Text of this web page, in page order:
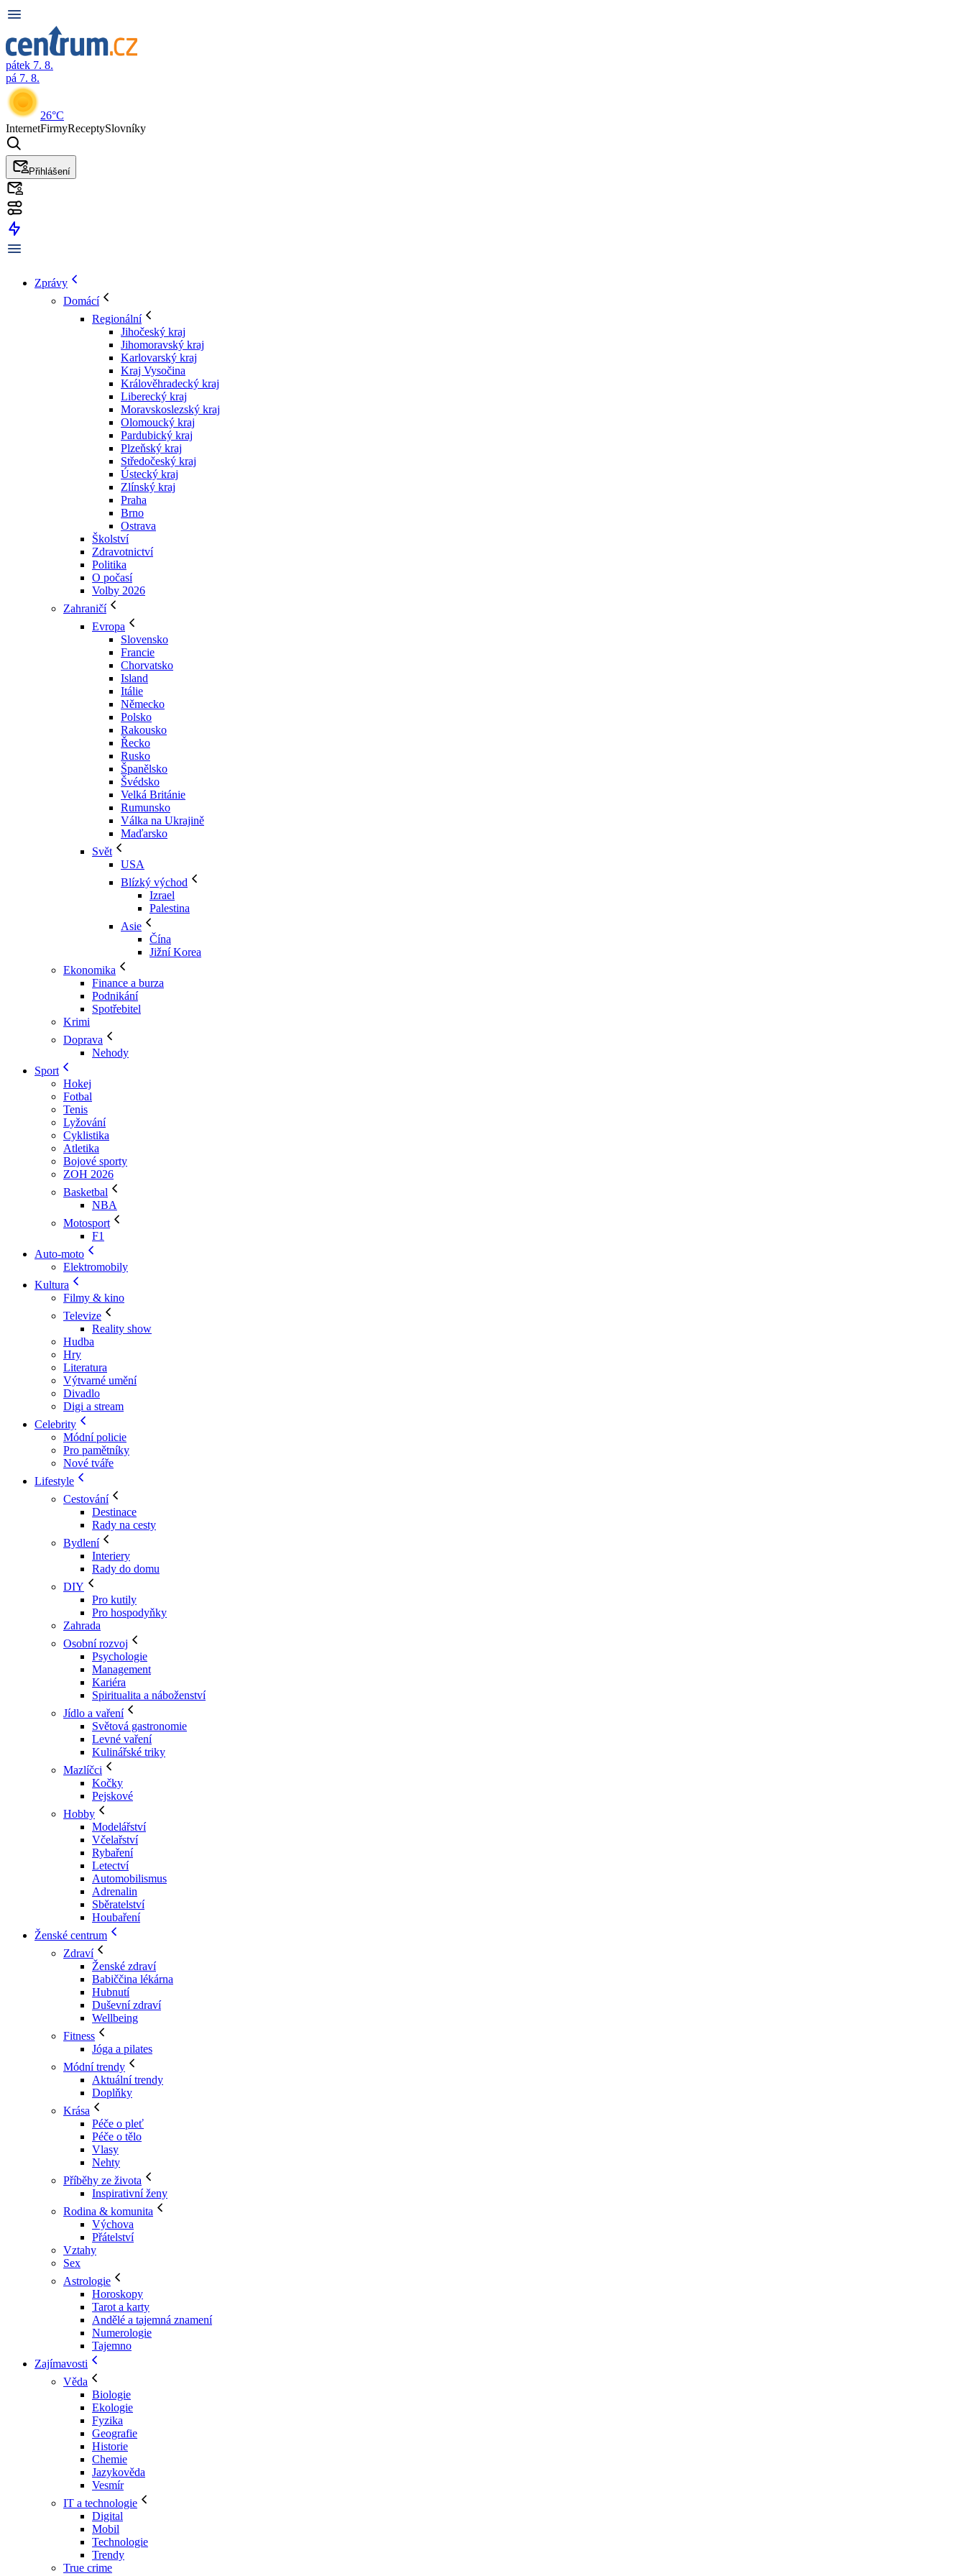
pátek 7. 8.
pá 7. 8.
26°C
InternetFirmyReceptySlovníky
Přihlášení
Zprávy
Domácí
Regionální
Jihočeský kraj
Jihomoravský kraj
Karlovarský kraj
Kraj Vysočina
Králověhradecký kraj
Liberecký kraj
Moravskoslezský kraj
Olomoucký kraj
Pardubický kraj
Plzeňský kraj
Středočeský kraj
Ústecký kraj
Zlínský kraj
Praha
Brno
Ostrava
Školství
Zdravotnictví
Politika
O počasí
Volby 2026
Zahraničí
Evropa
Slovensko
Francie
Chorvatsko
Island
Itálie
Německo
Polsko
Rakousko
Řecko
Rusko
Španělsko
Švédsko
Velká Británie
Rumunsko
Válka na Ukrajině
Maďarsko
Svět
USA
Blízký východ
Izrael
Palestina
Asie
Čína
Jižní Korea
Ekonomika
Finance a burza
Podnikání
Spotřebitel
Krimi
Doprava
Nehody
Sport
Hokej
Fotbal
Tenis
Lyžování
Cyklistika
Atletika
Bojové sporty
ZOH 2026
Basketbal
NBA
Motosport
F1
Auto-moto
Elektromobily
Kultura
Filmy & kino
Televize
Reality show
Hudba
Hry
Literatura
Výtvarné umění
Divadlo
Digi a stream
Celebrity
Módní policie
Pro pamětníky
Nové tváře
Lifestyle
Cestování
Destinace
Rady na cesty
Bydlení
Interiery
Rady do domu
DIY
Pro kutily
Pro hospodyňky
Zahrada
Osobní rozvoj
Psychologie
Management
Kariéra
Spiritualita a náboženství
Jídlo a vaření
Světová gastronomie
Levné vaření
Kulinářské triky
Mazlíčci
Kočky
Pejskové
Hobby
Modelářství
Včelařství
Rybaření
Letectví
Automobilismus
Adrenalin
Sběratelství
Houbaření
Ženské centrum
Zdraví
Ženské zdraví
Babiččina lékárna
Hubnutí
Duševní zdraví
Wellbeing
Fitness
Jóga a pilates
Módní trendy
Aktuální trendy
Doplňky
Krása
Péče o pleť
Péče o tělo
Vlasy
Nehty
Příběhy ze života
Inspirativní ženy
Rodina & komunita
Výchova
Přátelství
Vztahy
Sex
Astrologie
Horoskopy
Tarot a karty
Andělé a tajemná znamení
Numerologie
Tajemno
Zajímavosti
Věda
Biologie
Ekologie
Fyzika
Geografie
Historie
Chemie
Jazykověda
Vesmír
IT a technologie
Digital
Mobil
Technologie
Trendy
True crime